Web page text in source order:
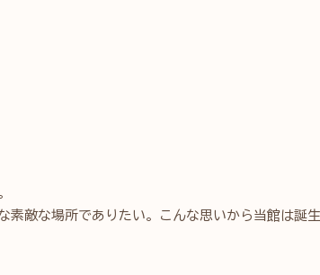
敵な場所でありたい。こんな思いから当館は誕生